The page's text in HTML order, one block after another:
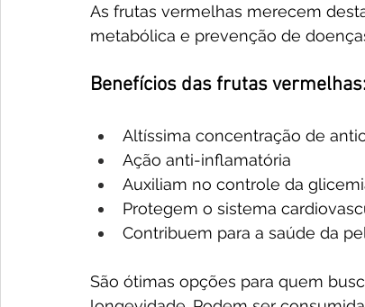
As frutas vermelhas merecem
metabólica e prevenção de
Benefícios das frutas
Altíssima concentração de
Ação anti-inflamatória
Auxiliam no controle da
Protegem o sistema
Contribuem para a saúde da
São ótimas opções para quem